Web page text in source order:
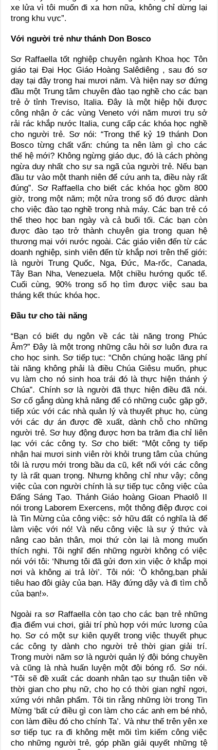
xe lửa vì tôi muốn đi xa hơn nữa, không chỉ dừng lại
trong khu vực”.
Với người trẻ như thánh Don Bosco
Sơ Raffaella tốt nghiệp chuyên ngành Khoa học Tôn
giáo tại Đại Học Giáo Hoàng Salêdiêng , sau đó sơ
dạy tại đây trong hai mươi năm. Và hiện nay sơ đứng
đầu một Trung tâm chuyên đào tạo nghề cho các bạn
trẻ ở tỉnh Treviso, Italia. Đây là một hiệp hội được
công nhận ở các vùng Veneto với năm mươi trụ sở
rải rác khắp nước Italia, cung cấp các khóa học nghề
cho người trẻ. Sơ nói: “Trong thế kỷ 19 thánh Don
Bosco từng chất vấn: chúng ta nên làm gì cho các
thế hệ mới? Không ngừng giáo dục, đó là cách phòng
ngừa duy nhất cho sự sa ngã của người trẻ. Nếu bạn
đầu tư vào một thanh niên để cứu anh ta, điều này rất
đúng”. Sơ Raffaella cho biết các khóa học gồm 800
giờ, trong một năm; một nửa trong số đó được dành
cho việc đào tạo nghề trong nhà máy. Các bạn trẻ có
thể theo học ban ngày và cả buổi tối. Các bạn còn
được đào tạo trở thành chuyên gia trong quan hệ
thương mại với nước ngoài. Các giáo viên đến từ các
doanh nghiệp, sinh viên đến từ khắp nơi trên thế giới:
là người Trung Quốc, Nga, Đức, Ma-rốc, Canada,
Tây Ban Nha, Venezuela. Một chiều hướng quốc tế.
Cuối cùng, 90% trong số họ tìm được việc sau ba
tháng kết thúc khóa học.
Đầu tư cho tài năng
“Bạn có biết dụ ngôn về các tài năng trong Phúc
Âm?” Đây là một trong những câu hỏi sơ luôn đưa ra
cho học sinh. Sơ tiếp tục: “Chôn chúng hoặc lãng phí
tài năng không phải là điều Chúa Giêsu muốn, phục
vụ làm cho nó sinh hoa trái đó là thực hiện thánh ý
Chúa”. Chính sơ là người đã thực hiện điều đã nói.
Sơ cố gắng dùng khả năng để có những cuộc gặp gỡ,
tiếp xúc với các nhà quản lý và thuyết phục họ, cùng
với các dự án được đề xuất, dành chỗ cho những
người trẻ. Sơ huy động được hơn ba trăm địa chỉ liên
lạc với các công ty. Sơ cho biết: “Một công ty tiếp
nhận hai mươi sinh viên rời khỏi trung tâm của chúng
tôi là rượu mới trong bầu da cũ, kết nối với các công
ty là rất quan trọng. Nhưng không chỉ như vậy; công
việc của con người chính là sự tiếp tục công việc của
Đấng Sáng Tạo. Thánh Giáo hoàng Gioan Phaolô II
nói trong Laborem Exercens, một thông điệp được coi
là Tin Mừng của công việc: sở hữu đất có nghĩa là để
làm việc với nó! Và nếu công việc là sự ý thức và
nâng cao bản thân, mọi thứ còn lại là mong muốn
thích nghi. Tôi nghĩ đến những người không có việc
nói với tôi: ‘Nhưng tôi đã gửi đơn xin việc ở khắp mọi
nơi và không ai trả lời’. Tôi nói: ‘Ồ không,bạn phải
tiêu hao đôi giày của bạn. Hãy đứng dậy và đi tìm chỗ
của bạn!».
Ngoài ra sơ Raffaella còn tạo cho các bạn trẻ những
địa điểm vui chơi, giải trí phù hợp với mức lương của
họ. Sơ có một sự kiên quyết trong việc thuyết phục
các công ty dành cho người trẻ thời gian giải trí.
Trong mười năm sơ là người quản lý đội bóng chuyền
và cũng là nhà huấn luyện một đội bóng rổ. Sơ nói.
“Tôi sẽ đề xuất các doanh nhân tạo sự thuận tiên về
thời gian cho phụ nữ, cho họ có thời gian nghỉ ngơi,
xứng với nhân phẩm. Tôi tin rằng những lời trong Tin
Mừng ‘bất cứ điều gì con làm cho các anh em bé nhỏ,
con làm điều đó cho chính Ta’. Và như thế trên yên xe
sơ tiếp tục ra đi không mệt mõi tìm kiếm công việc
cho những người trẻ, góp phần giải quyết những tệ